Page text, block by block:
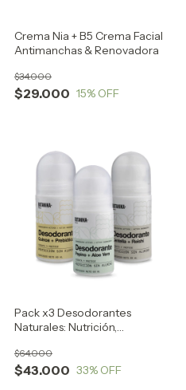
Crema Nia + B5 Crema Facial
Antimanchas & Renovadora
$29.000
$34.000
15% OFF
Pack x3 Desodorantes
Naturales: Nutrición,
$43.000
$64.000
33% OFF